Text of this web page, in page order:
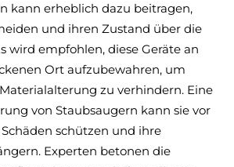
kann erheblich dazu beitragen,
und ihren Zustand über die
wird empfohlen, diese Geräte an
Ort aufzubewahren, um
zu verhindern. Eine
von Staubsaugern kann sie vor
schützen und ihre
Experten betonen die